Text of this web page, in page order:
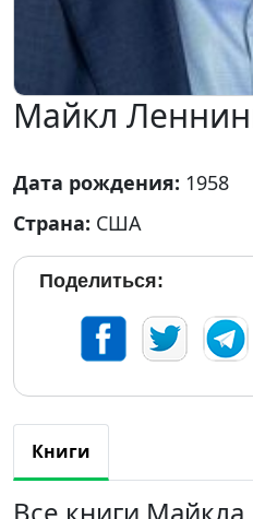
Майкл
Дата рождения: 1958
Страна: США
Поделиться:
Книги
Все книги